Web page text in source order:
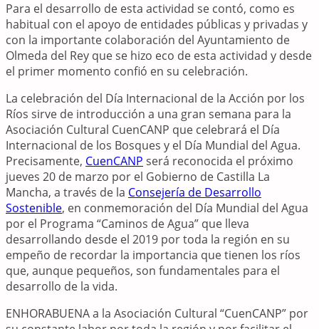
Para el desarrollo de esta actividad se contó, como es
habitual con el apoyo de entidades públicas y privadas y
con la importante colaboración del Ayuntamiento de
Olmeda del Rey que se hizo eco de esta actividad y desde
el primer momento confió en su celebración.
La celebración del Día Internacional de la Acción por los
Ríos sirve de introducción a una gran semana para la
Asociación Cultural CuenCANP que celebrará el Día
Internacional de los Bosques y el Día Mundial del Agua.
Precisamente, CuenCANP será reconocida el próximo
jueves 20 de marzo por el Gobierno de Castilla La
Mancha, a través de la Consejería de Desarrollo
Sostenible, en conmemoración del Día Mundial del Agua
por el Programa “Caminos de Agua” que lleva
desarrollando desde el 2019 por toda la región en su
empeño de recordar la importancia que tienen los ríos
que, aunque pequeños, son fundamentales para el
desarrollo de la vida.
ENHORABUENA a la Asociación Cultural “CuenCANP” por